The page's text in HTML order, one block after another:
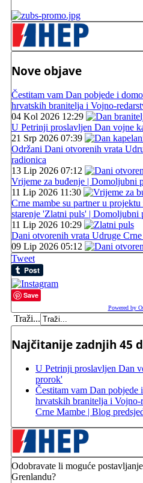
Nove objave
Čestitam vam Dan pobjede i
hrvatskih branitelja i Vojno-
04 Kol 2026 12:29
U Petrinji proslavljen Dan vojne
21 Srp 2026 07:39
Održani Dani otvorenih vrata
radionica
13 Lip 2026 07:12
Vrijeme za buđenje | Domoljubni
11 Lip 2026 11:30
Crne mambe su partner u
starenje 'Zlatni puls' | Domoljubni
11 Lip 2026 10:29
Dani otvorenih vrata Udruge
09 Lip 2026 05:12
Tweet
Save
Powered by
Traži...
Najčitanije zadnjih 45
U Petrinji proslavljen Dan
prorok'
Čestitam vam Dan pobjede
hrvatskih branitelja i Vojno-
Crne Mambe | Blog
Odobravate li moguće
Grenlandu?